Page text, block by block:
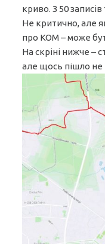
криво. З 50
Не критично, але
про КОМ – може
На скріні нижче –
але щось пішло не